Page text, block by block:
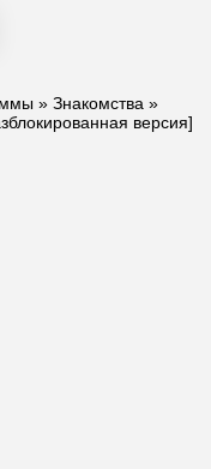
» Знакомства »
версия]